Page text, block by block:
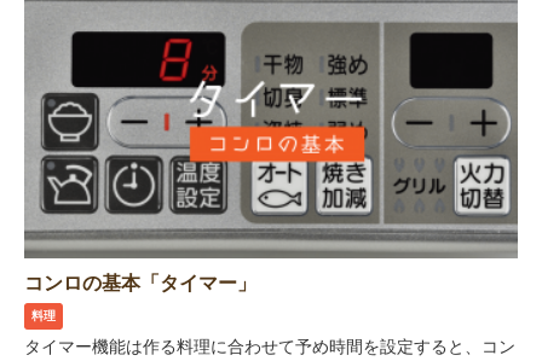
コンロの基本「タイマー」
料理
タイマー機能は作る料理に合わせて予め時間を設定すると、コン